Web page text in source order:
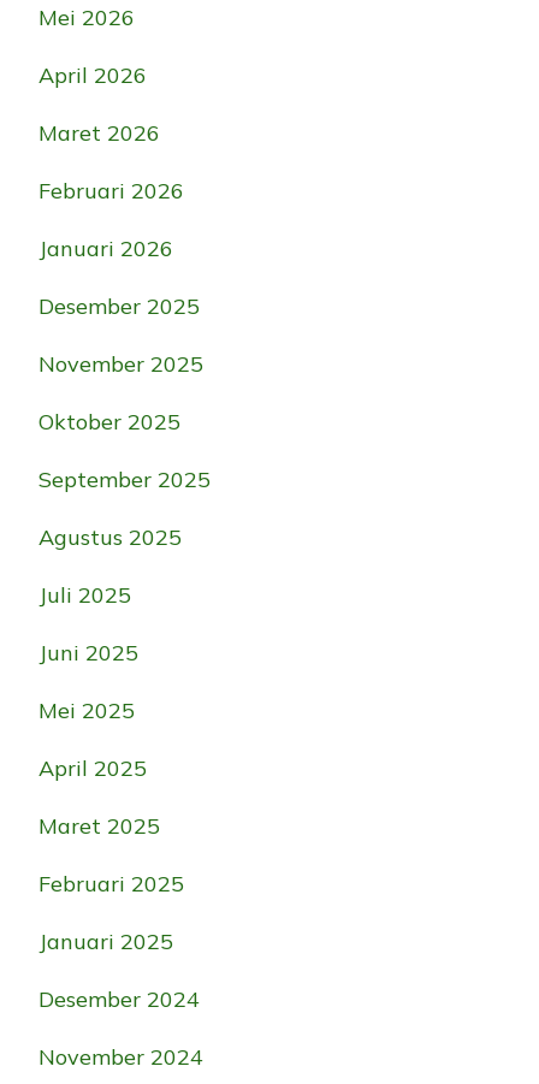
Mei 2026
April 2026
Maret 2026
Februari 2026
Januari 2026
Desember 2025
November 2025
Oktober 2025
September 2025
Agustus 2025
Juli 2025
Juni 2025
Mei 2025
April 2025
Maret 2025
Februari 2025
Januari 2025
Desember 2024
November 2024